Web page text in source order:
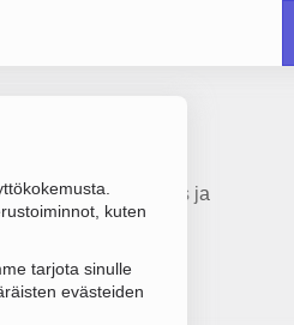
kuten
tarjota sinulle
evästeiden
vuokraus ja